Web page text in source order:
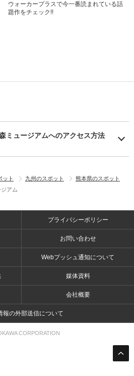
ウォーカープラスで今一番読まれている話
題作をチェック!!
ミュージアムへのアクセス方法
ット 九州のスポット
熊本県のスポット
アム
プライバシーポリシー
お問い合わせ
Webプッシュ通知について
媒体資料
会社概要
報の外部送信について
CORPORATION